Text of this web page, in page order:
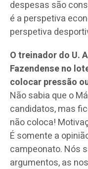
despesas são
é a perspetiva
perspetiva
O treinador do U.
Fazendense no
colocar pressão
Não sabia que o
candidatos, mas
não coloca!
É somente a
campeonato. Nós
argumentos, as